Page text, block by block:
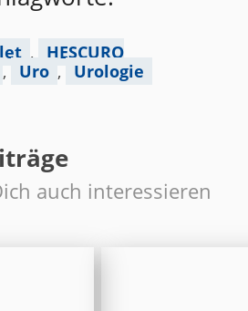
,
HESCURO
, Uro , Urologie
auch interessieren